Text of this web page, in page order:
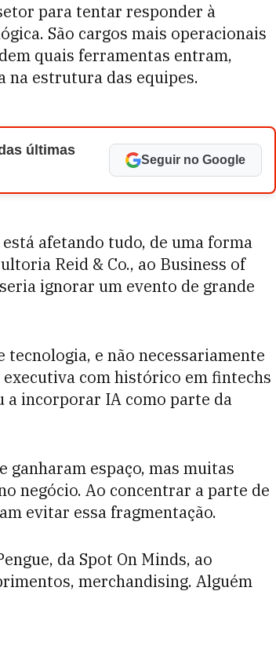
para tentar responder à
São cargos mais operacionais
quais ferramentas entram,
na estrutura das equipes.
últimas
Seguir no Google
afetando tudo, de uma forma
Reid & Co., ao Business of
ignorar um evento de grande
e não necessariamente
com histórico em fintechs
a incorporar IA como parte da
espaço, mas muitas
negócio. Ao concentrar a parte de
evitar essa fragmentação.
da Spot On Minds, ao
merchandising. Alguém